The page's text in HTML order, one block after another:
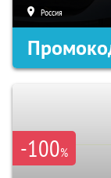
Россия
-100%